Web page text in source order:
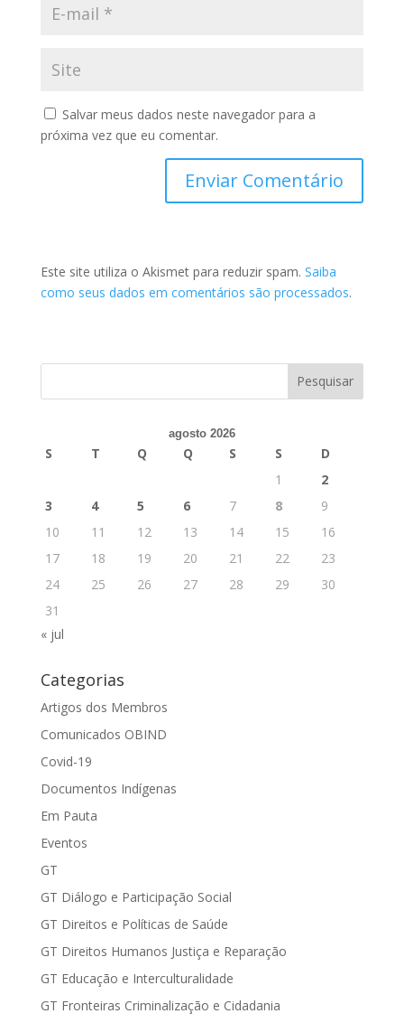
Salvar meus dados neste navegador para a
próxima vez que eu comentar.
Este site utiliza o Akismet para reduzir spam. Saiba
como seus dados em comentários são processados.
agosto 2026
S T Q Q S S
D
1
2
3
4 5 6 7 8
9
10
11 12 13 14 15
16
17
18 19 20 21 22
23
24
25 26 27 28 29
30
31
« jul
Categorias
Artigos dos Membros
Comunicados OBIND
Covid-19
Documentos Indígenas
Em Pauta
Eventos
GT
GT Diálogo e Participação Social
GT Direitos e Políticas de Saúde
GT Direitos Humanos Justiça e Reparação
GT Educação e Interculturalidade
GT Fronteiras Criminalização e Cidadania